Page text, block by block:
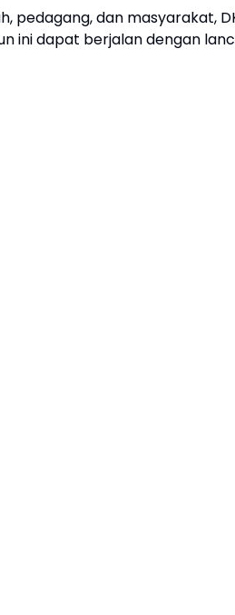
pedagang, dan masyarakat,
ini dapat berjalan dengan